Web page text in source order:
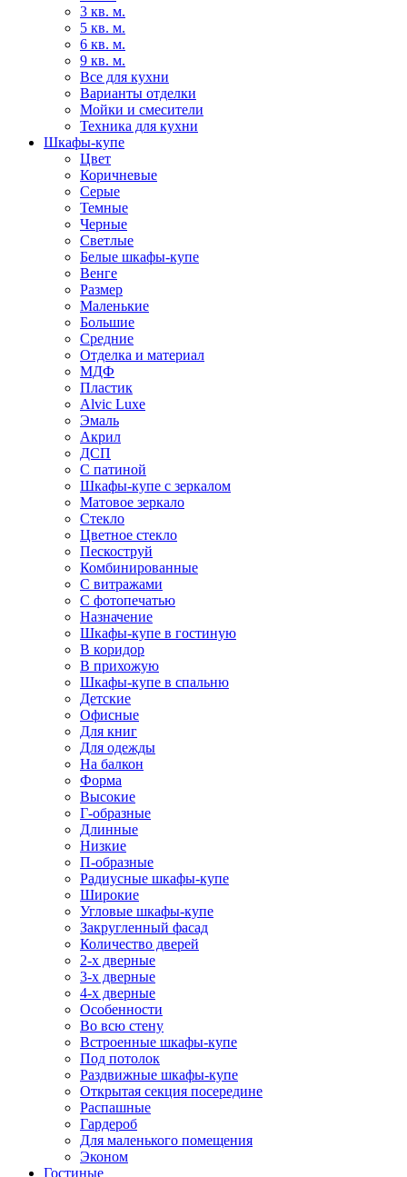
3 кв. м.
5 кв. м.
6 кв. м.
9 кв. м.
Все для кухни
Варианты отделки
Мойки и смесители
Техника для кухни
Шкафы-купе
Цвет
Коричневые
Серые
Темные
Черные
Светлые
Белые шкафы-купе
Венге
Размер
Маленькие
Большие
Средние
Отделка и материал
МДФ
Пластик
Alvic Luxe
Эмаль
Акрил
ДСП
С патиной
Шкафы-купе с зеркалом
Матовое зеркало
Стекло
Цветное стекло
Пескоструй
Комбинированные
С витражами
С фотопечатью
Назначение
Шкафы-купе в гостиную
В коридор
В прихожую
Шкафы-купе в спальню
Детские
Офисные
Для книг
Для одежды
На балкон
Форма
Высокие
Г-образные
Длинные
Низкие
П-образные
Радиусные шкафы-купе
Широкие
Угловые шкафы-купе
Закругленный фасад
Количество дверей
2-х дверные
3-х дверные
4-х дверные
Особенности
Во всю стену
Встроенные шкафы-купе
Под потолок
Раздвижные шкафы-купе
Открытая секция посередине
Распашные
Гардероб
Для маленького помещения
Эконом
Гостиные